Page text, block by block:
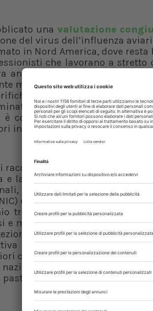
una valutazione
del virus dell’influenza
in Nord America, dove
che lavorano a
animali non si è fermata, ma
ma ancora limitato di
ulteriori infezioni
l’impatto complessivo
considerato minore. La
informazioni epidemiologiche
raccomanda agli Stati membri
e la vigilanza nella
per la possibilità di
e altri laboratori per
tra le persone esposte per
metodi molecolari e
individuale adeguati e
dei casi in relazione ai
casi o indicazioni di
e i partner per
e dai prodotti